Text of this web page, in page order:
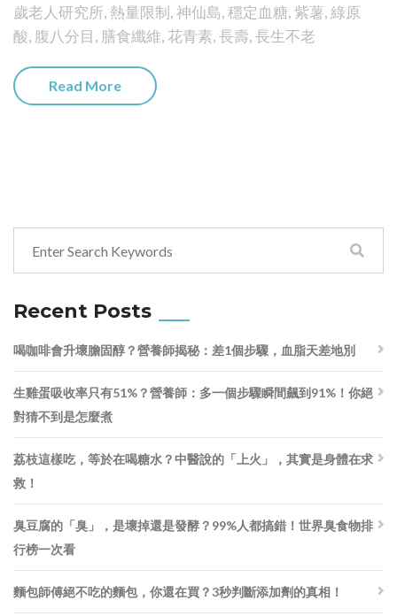
歲老人研究所, 熱量限制,神仙島,穩定血糖,紫薯,綠原
酸, 腹八分目, 膳食纖維, 花青素,長壽,長生不老
Read More
Recent Posts
喝咖啡會升壞膽固醇？營養師揭秘：差1個步驟，血脂天差地別
生雞蛋吸收率只有51%？營養師：多一個步驟瞬間飆到91%！你絕
對猜不到是怎麼煮
荔枝這樣吃，等於在喝糖水？中醫說的「上火」，其實是身體在求
救！
臭豆腐的「臭」，是壞掉還是發酵？99%人都搞錯！世界臭食物排
行榜一次看
麵包師傅絕不吃的麵包，你還在買？3秒判斷添加劑的真相！